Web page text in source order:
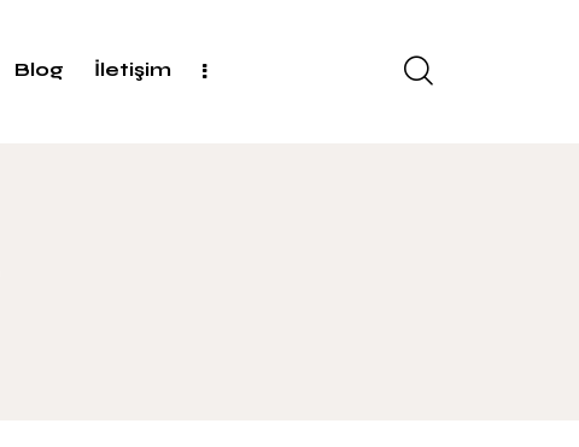
Blog İletişim